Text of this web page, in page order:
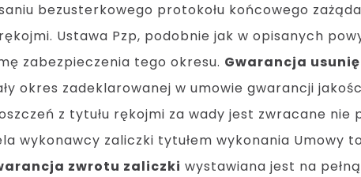
bezusterkowego protokołu końcowego
Ustawa Pzp, podobnie jak w opisanych
zabezpieczenia tego okresu. Gwarancja
okres zadeklarowanej w umowie gwarancji
z tytułu rękojmi za wady jest zwracane nie
wykonawcy zaliczki tytułem wykonania Umowy
zwrotu zaliczki wystawiana jest na